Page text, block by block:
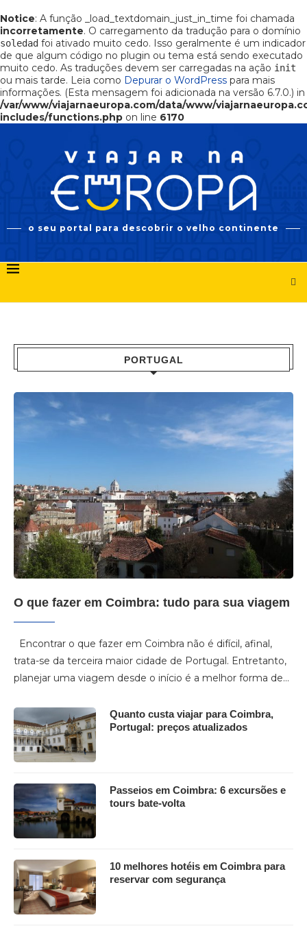
Notice: A função _load_textdomain_just_in_time foi chamada
incorretamente. O carregamento da tradução para o domínio
soledad foi ativado muito cedo. Isso geralmente é um indicador
de que algum código no plugin ou tema está sendo executado
muito cedo. As traduções devem ser carregadas na ação init
ou mais tarde. Leia como Depurar o WordPress para mais
informações. (Esta mensagem foi adicionada na versão 6.7.0.) in
/var/www/viajarnaeuropa.com/data/www/
includes/functions.php on line 6170
o seu portal para descobrir o velho continente
PORTUGAL
O que fazer em Coimbra: tudo para sua viagem
Encontrar o que fazer em Coimbra não é difícil, afinal,
trata-se da terceira maior cidade de Portugal. Entretanto,
planejar uma viagem desde o início é a melhor forma de…
Quanto custa viajar para Coimbra,
Portugal: preços atualizados
Passeios em Coimbra: 6 excursões e
tours bate-volta
10 melhores hotéis em Coimbra para
reservar com segurança